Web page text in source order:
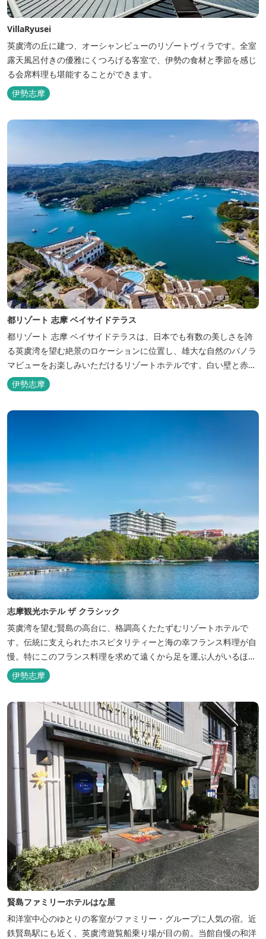
VillaRyusei
英虞湾の丘に建つ、オーシャンビューのリゾートヴィラです。全室
露天風呂付きの優雅にくつろげる客室で、伊勢の食材と季節を感じ
る会席料理も堪能することができます。
伊勢志摩
都リゾート 志摩 ベイサイドテラス
都リゾート 志摩 ベイサイドテラスは、日本でも有数の美しさを誇
る英虞湾を望む絶景のロケーションに位置し、雄大な自然のパノラ
マビューをお楽しみいただけるリゾートホテルです。白い壁と赤瓦
の屋根が連なる外観が印象的で、開放的なスパニッシュスタイルを
取り入れた建築美は陽気で自由な寛ぎを感じさせ、まるで異国に足
を踏み入れたと錯覚するほど、どこを歩いても絵になるホテルで
伊勢志摩
志摩観光ホテル ザ クラシック
英虞湾を望む賢島の高台に、格調高くたたずむリゾートホテルで
す。伝統に支えられたホスピタリティーと海の幸フランス料理が自
慢。特にこのフランス料理を求めて遠くから足を運ぶ人がいるほ
ど。洗練されたサービスに、寛ぎと至福のひとときを満喫してくだ
さい。 ※2016年6月7日リニューアルオープン
伊勢志摩
賢島ファミリーホテルはな屋
和洋室中心のゆとりの客室がファミリー・グループに人気の宿。近
鉄賢島駅にも近く、英虞湾遊覧船乗り場が目の前。当館自慢の和洋